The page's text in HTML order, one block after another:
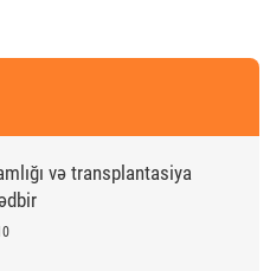
və transplantasiya